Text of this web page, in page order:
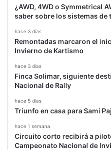
¿AWD, 4WD o Symmetrical
saber sobre los sistemas de
hace 3 días
Remontadas marcaron el
Invierno de Kartismo
hace 3 días
Finca Solimar, siguiente
Nacional de Rally
hace 5 días
Triunfo en casa para Sami
hace 1 semana
Circuito corto recibirá a
Campeonato Nacional de